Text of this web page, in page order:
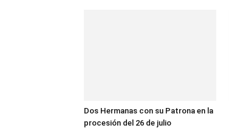
Dos Hermanas con su Patrona en la
procesión del 26 de julio